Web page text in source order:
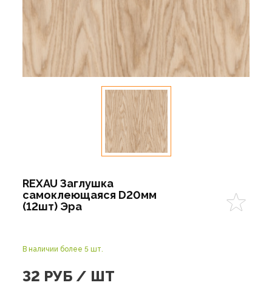
REXAU Заглушка
самоклеющаяся D20мм
(12шт) Эра
В наличии более 5 шт.
32 РУБ / ШТ